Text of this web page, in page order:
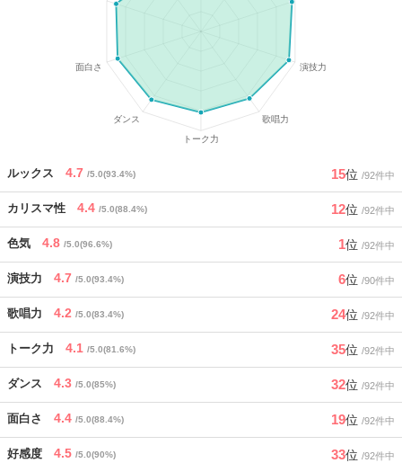
ルックス 4.7 /5.0(93.4%) 15位 /92件中
カリスマ性 4.4 /5.0(88.4%) 12位 /92件中
色気 4.8 /5.0(96.6%) 1位 /92件中
演技力 4.7 /5.0(93.4%) 6位 /90件中
歌唱力 4.2 /5.0(83.4%) 24位 /92件中
トーク力 4.1 /5.0(81.6%) 35位 /92件中
ダンス 4.3 /5.0(85%) 32位 /92件中
面白さ 4.4 /5.0(88.4%) 19位 /92件中
好感度 4.5 /5.0(90%) 33位 /92件中